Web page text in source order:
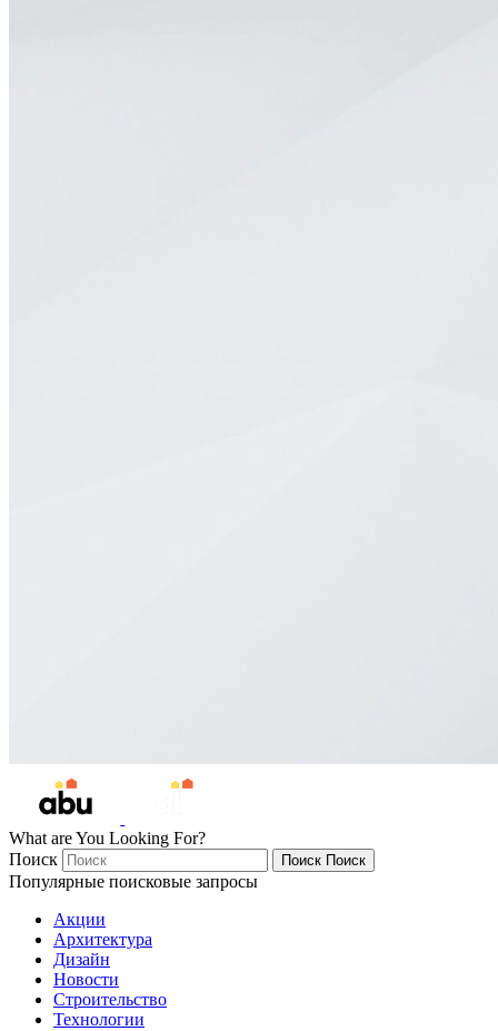
What are You Looking For?
Поиск
Поиск Поиск
Популярные поисковые запросы
Акции
Архитектура
Дизайн
Новости
Строительство
Технологии